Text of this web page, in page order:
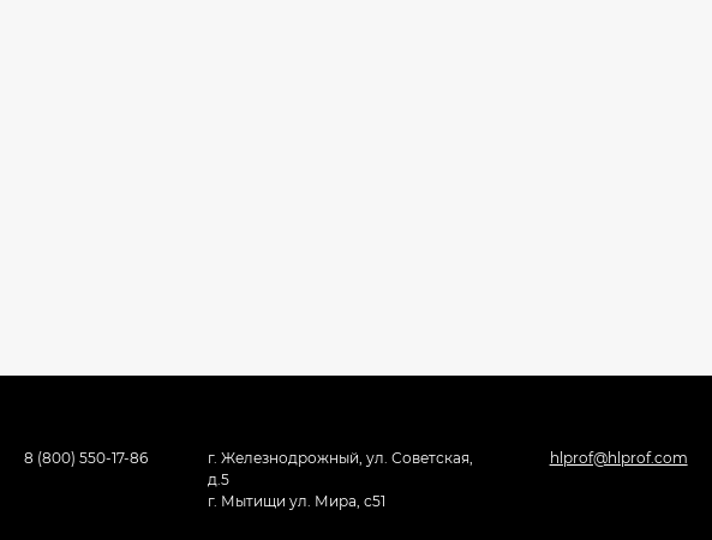
8 (800) 550-17-86
г. Железнодрожный, ул. Советская,
д.5
г. Мытищи ул. Мира, с51
hlprof@hlprof.com